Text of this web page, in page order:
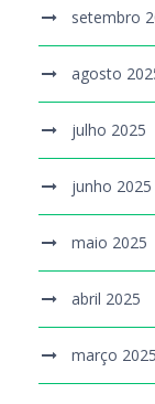
setembro
agosto
julho 2025
junho 2025
maio 2025
abril 2025
março 2025